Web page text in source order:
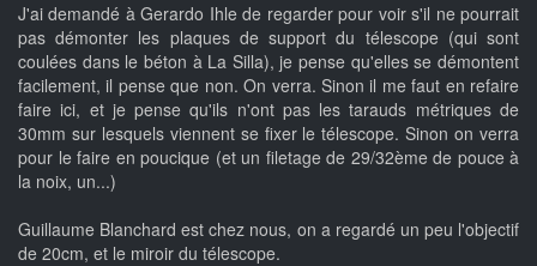
J'ai demandé à Gerardo Ihle de regarder pour voir s'il ne pourrait
pas démonter les plaques de support du télescope (qui sont
coulées dans le béton à La Silla), je pense qu'elles se démontent
facilement, il pense que non. On verra. Sinon il me faut en refaire
faire ici, et je pense qu'ils n'ont pas les tarauds métriques de
30mm sur lesquels viennent se fixer le télescope. Sinon on verra
pour le faire en poucique (et un filetage de 29/32ème de pouce à
la noix, un...)
Guillaume Blanchard est chez nous, on a regardé un peu l'objectif
de 20cm, et le miroir du télescope.